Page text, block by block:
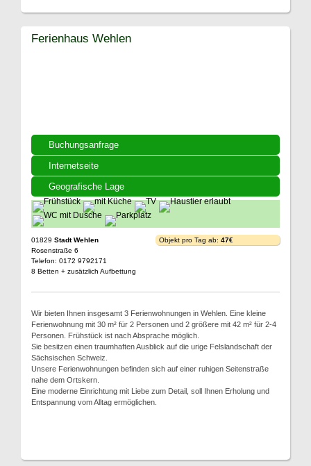
Buchungsanfrage
Internetseite
Geografische Lage
Ferienhaus Wehlen
01829 Stadt Wehlen
Rosenstraße 6
Telefon: 0172 9792171
8 Betten + zusätzlich Aufbettung
Objekt pro Tag ab: 47€
Wir bieten Ihnen insgesamt 3 Ferienwohnungen in Wehlen. Eine kleine
Ferienwohnung mit 30 m² für 2 Personen und 2 größere mit 42 m² für 2-4
Personen. Frühstück ist nach Absprache möglich.
Sie besitzen einen traumhaften Ausblick auf die urige Felslandschaft der
Sächsischen Schweiz.
Unsere Ferienwohnungen befinden sich auf einer ruhigen Seitenstraße
nahe dem Ortskern.
Eine moderne Einrichtung mit Liebe zum Detail, soll Ihnen Erholung und
Entspannung vom Alltag ermöglichen.